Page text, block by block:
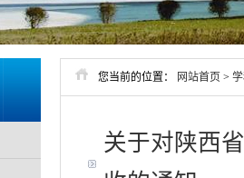
您当前的位置： 网站首页 >
关于对陕西